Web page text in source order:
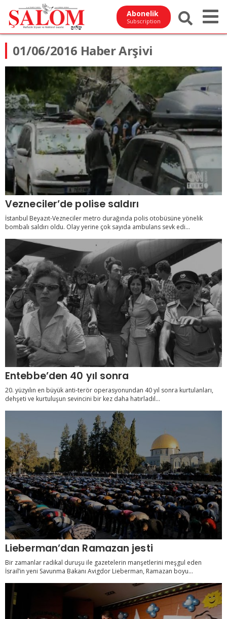
Abonelik
Subscription
01/06/2016 Haber Arşivi
Vezneciler’de polise saldırı
İstanbul Beyazıt-Vezneciler metro durağında polis otobüsüne yönelik
bombalı saldırı oldu. Olay yerine çok sayıda ambulans sevk edi...
Entebbe’den 40 yıl sonra
20. yüzyılın en büyük anti-terör operasyonundan 40 yıl sonra kurtulanları,
dehşeti ve kurtuluşun sevincini bir kez daha hatırladıl...
Lieberman’dan Ramazan jesti
Bir zamanlar radikal duruşu ile gazetelerin manşetlerini meşgul eden
İsrail’in yeni Savunma Bakanı Avigdor Lieberman, Ramazan boyu...